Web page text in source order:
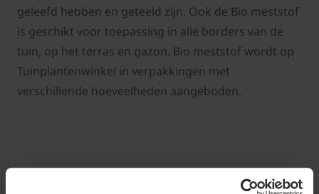
geleefd hebben en geteeld zijn. Ook de Bio meststof
is geschikt voor toepassing in alle borders van de
tuin, op het terras en gazon. Bio meststof wordt op
Tuinplantenwinkel in verpakkingen met
verschillende hoeveelheden aangeboden.